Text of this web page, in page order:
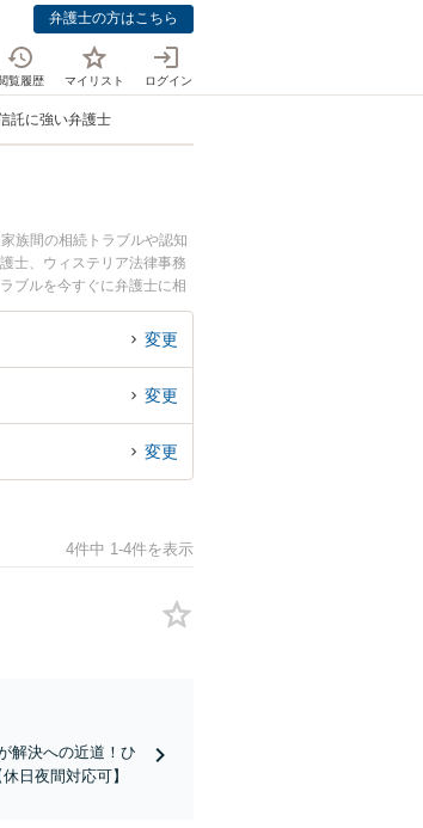
弁護士の方はこちら
覧履歴 マイリスト ログイン
託に強い弁護士
族間の相続トラブルや認知
士、ウィステリア法律事務
ブルを今すぐに弁護士に相
約したい』などでお困りの
変更
変更
変更
4件中 1-4件を表示
解決への近道！ひ
日夜間対応可】